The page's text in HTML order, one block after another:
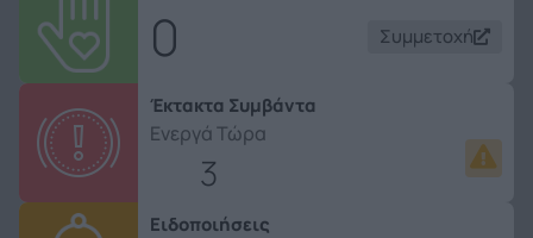
0 Συμμετοχή
Έκτακτα Συμβάντα
Ενεργά Τώρα
3
Ειδοποιήσεις